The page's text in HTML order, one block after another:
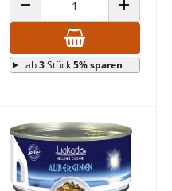
ANZAHL VERRINGERN ANZAHL
ab3Stück5% sparen